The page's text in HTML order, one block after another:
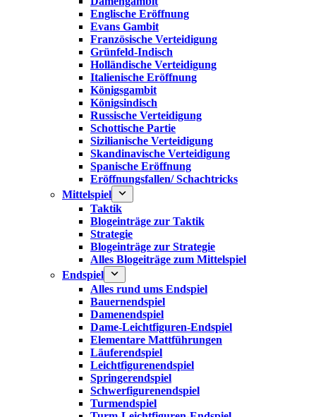
Englische Eröffnung
Evans Gambit
Französische Verteidigung
Grünfeld-Indisch
Holländische Verteidigung
Italienische Eröffnung
Königsgambit
Königsindisch
Russische Verteidigung
Schottische Partie
Sizilianische Verteidigung
Skandinavische Verteidigung
Spanische Eröffnung
Eröffnungsfallen/ Schachtricks
Mittelspiel
Taktik
Blogeinträge zur Taktik
Strategie
Blogeinträge zur Strategie
Alles Blogeiträge zum Mittelspiel
Endspiel
Alles rund ums Endspiel
Bauernendspiel
Damenendspiel
Dame-Leichtfiguren-Endspiel
Elementare Mattführungen
Läuferendspiel
Leichtfigurenendspiel
Springerendspiel
Schwerfigurenendspiel
Turmendspiel